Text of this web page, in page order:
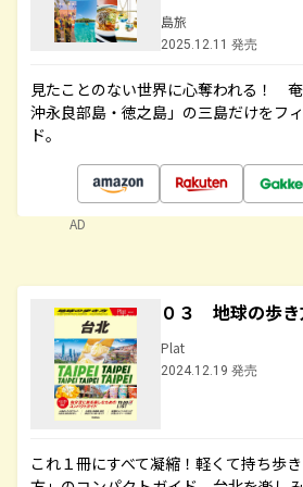
島旅
2025.12.11 発売
見たことのない世界に心奪われる！
沖永良部島・徳之島」の三島だけをフ
ド。
AD
０３ 地球の歩
Plat
2024.12.19 発売
これ１冊にすべて凝縮！軽くて持ち歩